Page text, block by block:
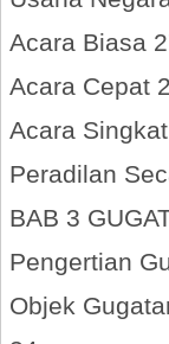
Acara Biasa
Acara Cepat
Acara
Peradilan
BAB 3
Pengertian
Objek